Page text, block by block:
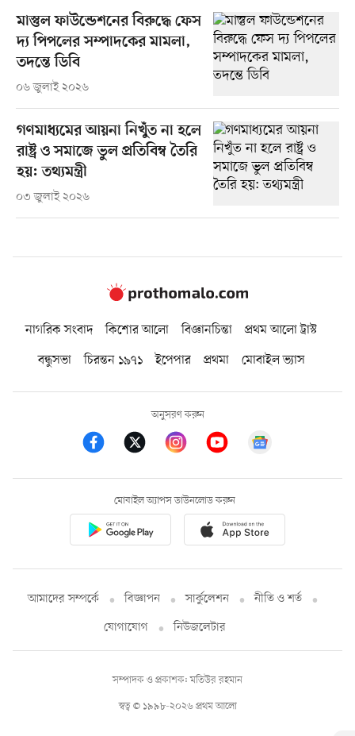
মাস্তুল ফাউন্ডেশনের বিরুদ্ধে ফেস
দ্য পিপলের সম্পাদকের মামলা,
তদন্তে ডিবি
০৬ জুলাই ২০২৬
গণমাধ্যমের আয়না নিখুঁত না হলে
রাষ্ট্র ও সমাজে ভুল প্রতিবিম্ব তৈরি
হয়: তথ্যমন্ত্রী
০৩ জুলাই ২০২৬
নাগরিক সংবাদ কিশোর আলো বিজ্ঞানচিন্তা
প্রথম আলো ট্রাস্ট
বন্ধুসভা
চিরন্তন ১৯৭১ ইপেপার প্রথমা মোবাইল ভ্যাস
অনুসরণ করুন
মোবাইল অ্যাপস ডাউনলোড করুন
আমাদের সম্পর্কে বিজ্ঞাপন সার্কুলেশন
নীতি ও শর্ত
যোগাযোগ
নিউজলেটার
স্বত্ব © ১৯৯৮-২০২৬ প্রথম আলো
সম্পাদক ও প্রকাশক: মতিউর রহমান